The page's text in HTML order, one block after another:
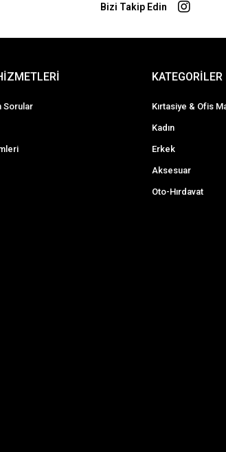
Bizi Takip Edin
Sorular
KATEGORİLER
Kırtasiye & Ofis
Kadın
Erkek
Aksesuar
Oto-Hırdavat